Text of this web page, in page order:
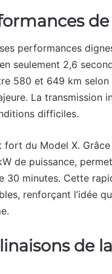
de
performances
seulement 2,6
580 et 649 km
La transmission
difficiles.
du Model X.
de puissance,
30 minutes. Cette
renforçant l’idée
de